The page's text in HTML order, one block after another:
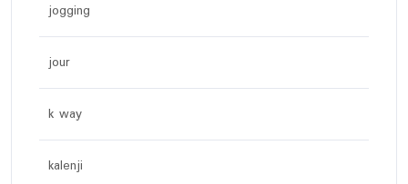
jogging
jour
k way
kalenji